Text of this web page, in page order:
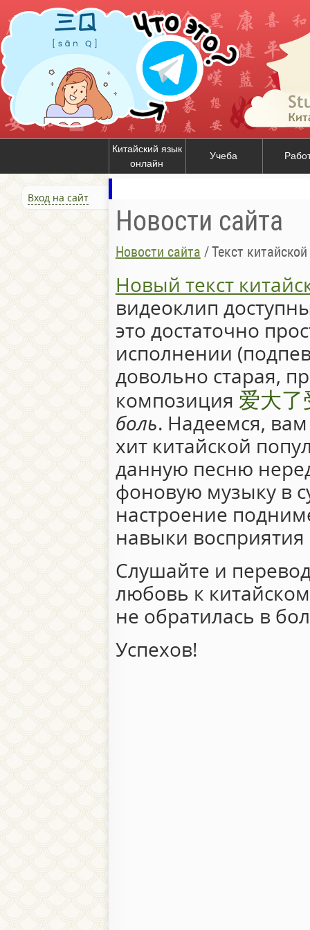
Китайский язык
онлайн
Учеба
Вход на сайт
Новости сайта
Новости сайта /Текст
Новый текст
видеоклип
это достаточно
исполнении
довольно старая,
композиция 爱大
боль. Надеемся, вам
хит китайской
данную песню
фоновую музыку в
настроение
навыки
Слушайте и
любовь к
не обратилась в
Успехов!